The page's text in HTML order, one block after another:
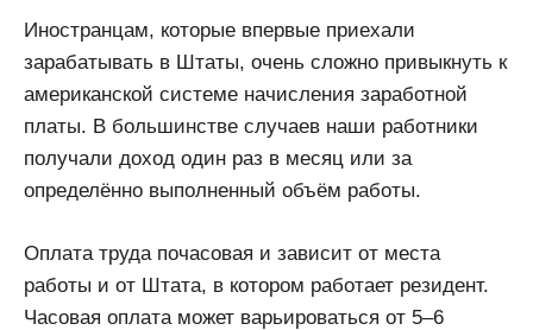
Иностранцам, которые впервые приехали
зарабатывать в Штаты, очень сложно привыкнуть к
американской системе начисления заработной
платы. В большинстве случаев наши работники
получали доход один раз в месяц или за
определённо выполненный объём работы.
Оплата труда почасовая и зависит от места
работы и от Штата, в котором работает резидент.
Часовая оплата может варьироваться от 5–6